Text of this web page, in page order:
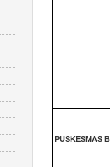
PUSKESMAS